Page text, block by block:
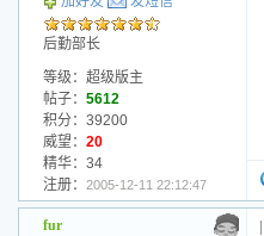
后勤部长
等级：超级版主
帖子： 5612
积分：39200
威望： 20
精华：34
注册： 2005-12-11 22:12:47
fur